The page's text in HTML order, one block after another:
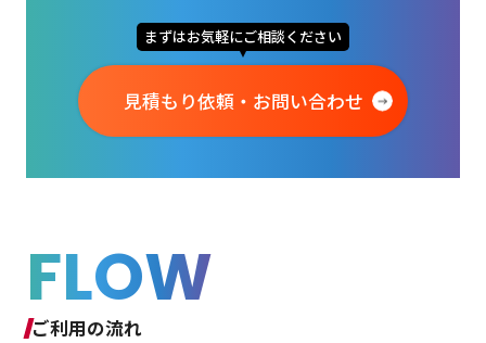
まずはお気軽にご相談ください
見積もり依頼・お問い合わせ
FLOW
ご利用の流れ